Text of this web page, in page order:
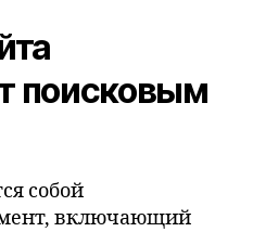
поисковым
собой
включающий